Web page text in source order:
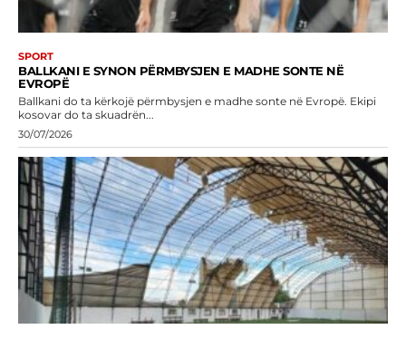
SPORT
BALLKANI E SYNON PËRMBYSJEN E MADHE SONTE NË
EVROPË
Ballkani do ta kërkojë përmbysjen e madhe sonte në Evropë. Ekipi
kosovar do ta skuadrën...
30/07/2026